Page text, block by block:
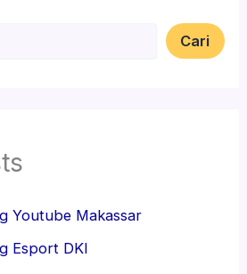
Cari
Youtube Makassar
Esport DKI